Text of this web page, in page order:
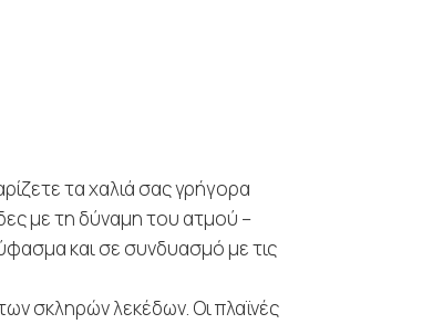
τα χαλιά σας γρήγορα
με τη δύναμη του ατμού –
και σε συνδυασμό με τις
σκληρών λεκέδων. Οι πλαϊνές